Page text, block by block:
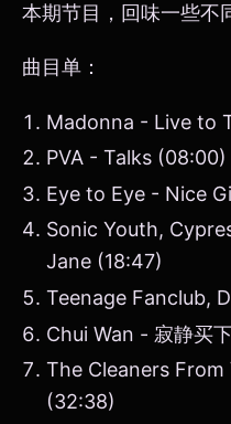
本期节目，回味一些不
曲目单：
Madonna - Live to
PVA - Talks (08:00)
Eye to Eye - Nice
Sonic Youth,
Jane (18:47)
Teenage Fanclub,
Chui Wan - 寂静买
The Cleaners
(32:38)